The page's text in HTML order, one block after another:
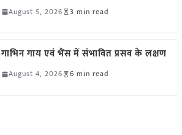
August 5, 2026 3 min read
गाभिन गाय एवं भैंस में संभावित प्रसव के लक्षण
August 4, 2026 6 min read